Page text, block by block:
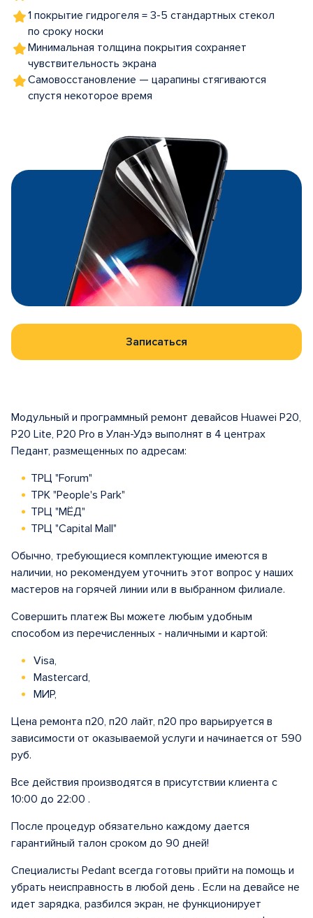
1 покрытие гидрогеля = 3-5 стандартных стекол
по сроку носки
Минимальная толщина покрытия сохраняет
чувствительность экрана
Самовосстановление — царапины стягиваются
спустя некоторое время
Записаться
Модульный и программный ремонт девайсов Huawei P20,
P20 Lite, P20 Pro в Улан-Удэ выполнят в 4 центрах
Педант, размещенных по адресам:
ТРЦ "Forum"
ТРК "People's Park"
ТРЦ "МЁД"
ТРЦ "Capital Mall"
Обычно, требующиеся комплектующие имеются в
наличии, но рекомендуем уточнить этот вопрос у наших
мастеров на горячей линии или в выбранном филиале.
Совершить платеж Вы можете любым удобным
способом из перечисленных - наличными и картой:
Visa,
Mastercard,
МИР,
Цена ремонта п20, п20 лайт, п20 про варьируется в
зависимости от оказываемой услуги и начинается от 590
руб.
Все действия производятся в присутствии клиента с
10:00 до 22:00 .
После процедур обязательно каждому дается
гарантийный талон сроком до 90 дней!
Специалисты Pedant всегда готовы прийти на помощь и
убрать неисправность в любой день . Если на девайсе не
идет зарядка, разбился экран, не функционирует